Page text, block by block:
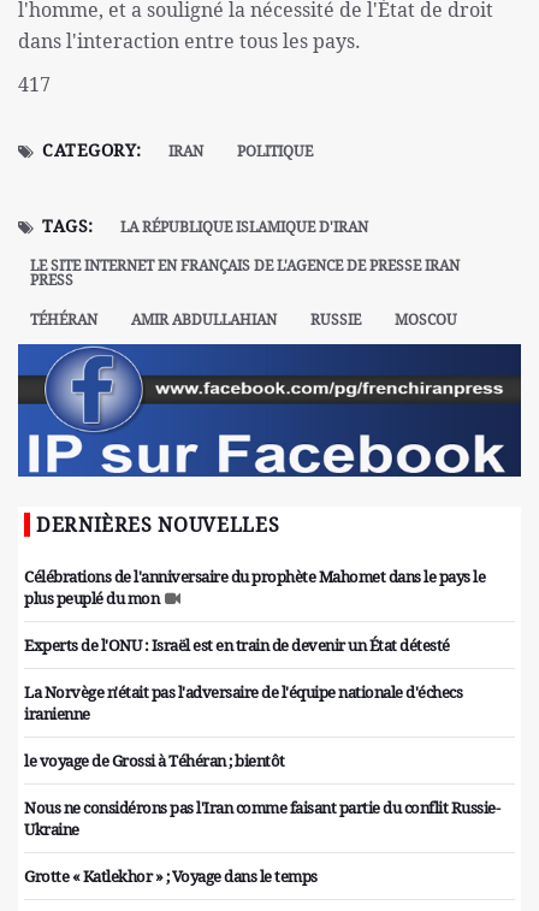
l'homme, et a souligné la nécessité de l'État de droit
dans l'interaction entre tous les pays.
417
CATEGORY: IRAN POLITIQUE
TAGS:
LA RÉPUBLIQUE ISLAMIQUE D'IRAN
LE SITE INTERNET EN FRANÇAIS DE L'AGENCE DE PRESSE IRAN
PRESS
TÉHÉRAN
AMIR ABDULLAHIAN RUSSIE MOSCOU
DERNIÈRES NOUVELLES
Célébrations de l'anniversaire du prophète Mahomet dans le pays le
plus peuplé du mon
Experts de l'ONU : Israël est en train de devenir un État détesté
La Norvège n'était pas l'adversaire de l'équipe nationale d'échecs
iranienne
le voyage de Grossi à Téhéran ; bientôt
Nous ne considérons pas l'Iran comme faisant partie du conflit Russie-
Ukraine
Grotte « Katlekhor » ; Voyage dans le temps